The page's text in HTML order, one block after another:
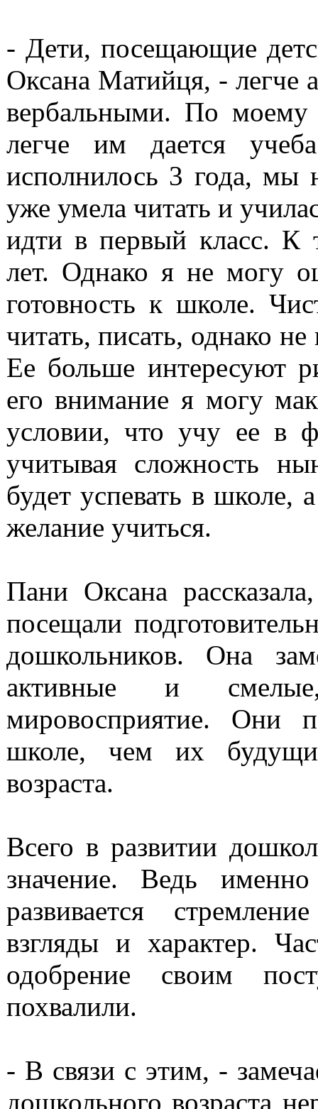
- Дети, посещающие
Оксана Матийця, - легче
вербальными. По
легче им дается
исполнилось 3 года, мы
уже умела читать и
идти в первый класс. К
лет. Однако я не могу
готовность к школе.
читать, писать, однако
Ее больше интересуют
его внимание я могу
условии, что учу ее в
учитывая сложность
будет успевать в школе,
желание учиться.
Пани Оксана
посещали
дошкольников. Она
активные и
мировосприятие. Они
школе, чем их
возраста.
Всего в развитии
значение. Ведь
развивается
взгляды и характер.
одобрение своим
похвалили.
- В связи с этим, -
дошкольного возраста